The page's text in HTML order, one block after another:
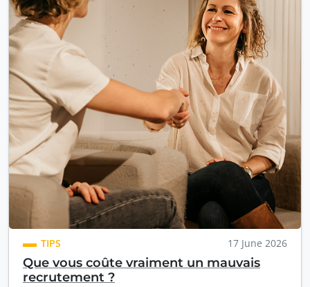
TIPS 17 June 2026
Que vous coûte vraiment un mauvais
recrutement ?